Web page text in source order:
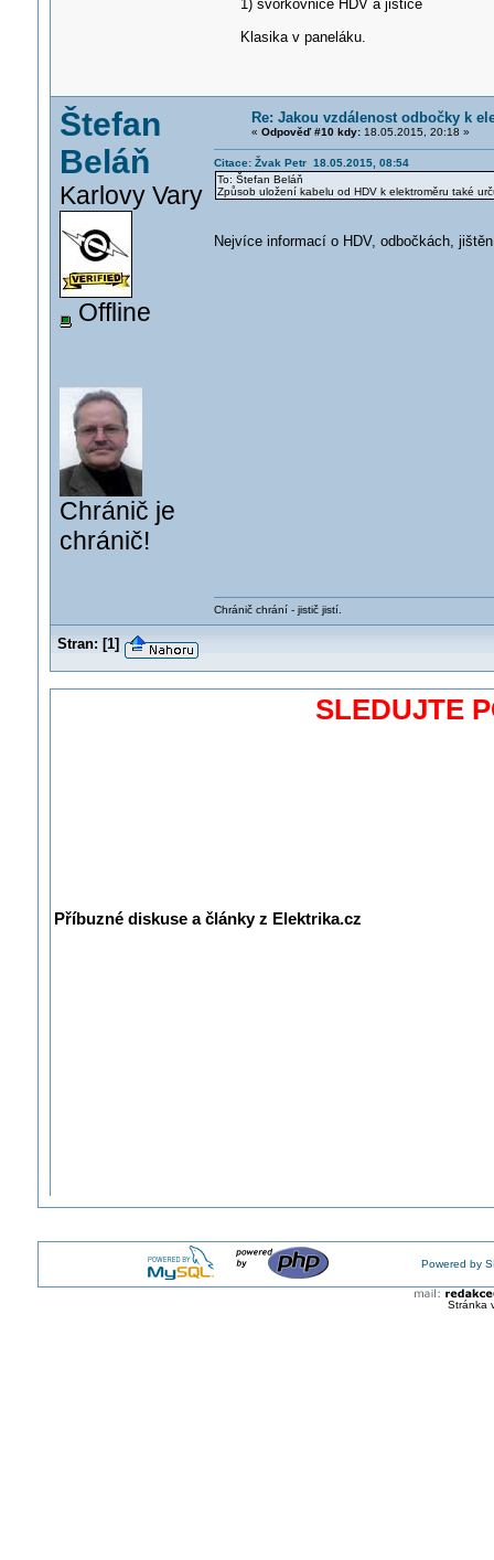
1) svorkovnice HDV a jističe
Klasika v paneláku.
Štefan
Beláň
Karlovy Vary
Offline
Chránič je
chránič!
Re: Jakou vzdálenost odbočky k
« Odpověď #10 kdy:18.05.2015, 20:18 »
Citace: Žvak Petr 18.05.2015, 08:54
To: Štefan Beláň
Způsob uložení kabelu od HDV k elektroměru také
Nejvíce informací o HDV, odbočkách,
Chránič chrání - jistič jistí.
Stran: [1]
SLEDUJTE
Příbuzné diskuse a články z Elektrika.cz
Powered by
Stránka